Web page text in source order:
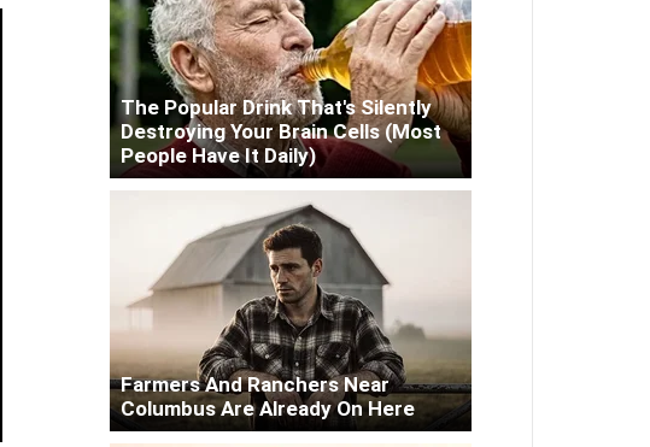
The Popular Drink That's Silently
Destroying Your Brain Cells (Most
People Have It Daily)
Farmers And Ranchers Near
Columbus Are Already On Here